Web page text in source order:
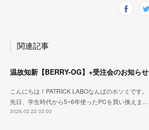
関連記事
温故知新【BERRY-OG】+受注会のお知らせ
こんにちは！PATRICK LABOなんばのホソミです。
先日、学生時代から5~6年使ったPCを買い換えま…
2026.02.22 02:00